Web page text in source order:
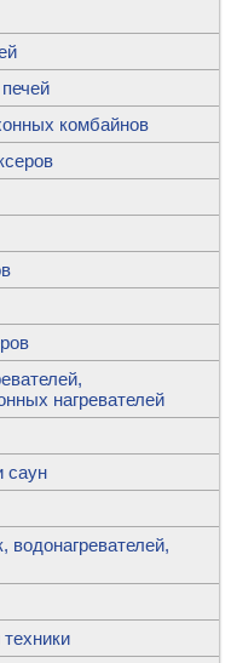
комбайнов
нагревателей
саун
водонагревателей,